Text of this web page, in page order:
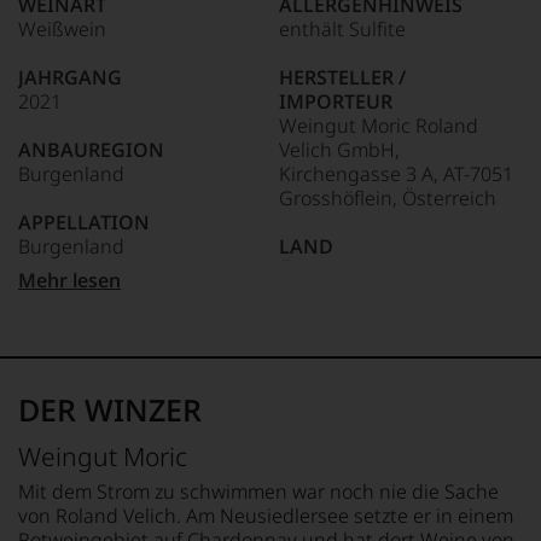
dokumentieren
wir
und
gerade
Bewertungen
und
Medaillen
renommierter
Weinjournalisten
oder
Fachpublikationen
Aussendungen
in
unserem
Webshop,
um
zu
unterstreichen,
bedeutendsten
und
Weinkritikern
der
Dabei
geriet
mehr
über
Umwege
in
denn
studierte
Journalismus
der
Universität
Weißwein
JAHRGANG
2021
ANBAUREGION
Burgenland
APPELLATION
Burgenland
REBSORTEN
TRINKTEMPERATUR
13,5 % Vol.
enthält Sulfite
HERSTELLER /
IMPORTEUR
Weingut Moric Roland
Velich GmbH,
Kirchengasse 3 A, AT-7051
Grosshöflein, Österreich
LAND
Mehr lesen
DER WINZER
Weingut Moric
Mit dem Strom zu schwimmen war noch nie die Sache
von Roland Velich. Am Neusiedlersee setzte er in einem